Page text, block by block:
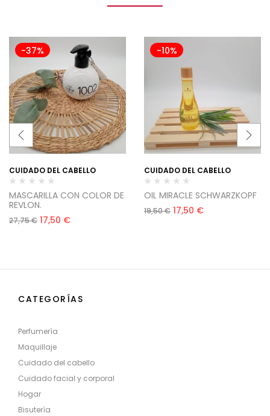
-37%
CUIDADO DEL CABELLO
MASCARILLA CON COLOR DE
REVLON.
27,75€ 17,50 €
-10%
CUIDADO DEL CABELLO
OIL MIRACLE SCHWARZKOPF
19,50€ 17,50 €
CATEGORÍAS
Perfumería
Maquillaje
Cuidado del cabello
Cuidado facial y corporal
Hogar
Bisutería